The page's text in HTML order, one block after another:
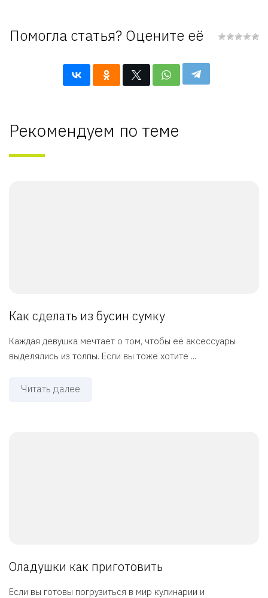
Помогла статья? Оцените её
Рекомендуем по теме
Как сделать из бусин сумку
Каждая девушка мечтает о том, чтобы её аксессуары
выделялись из толпы. Если вы тоже хотите ...
Читать далее
Оладушки как приготовить
Если вы готовы погрузиться в мир кулинарии и